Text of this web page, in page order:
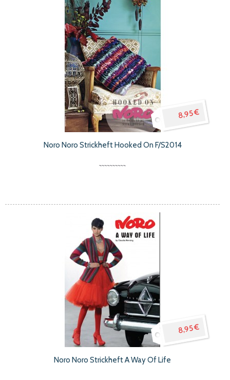
8,95 €
Noro Noro Strickheft Hooked On F/S2014
8,95 €
Noro Noro Strickheft A Way Of Life